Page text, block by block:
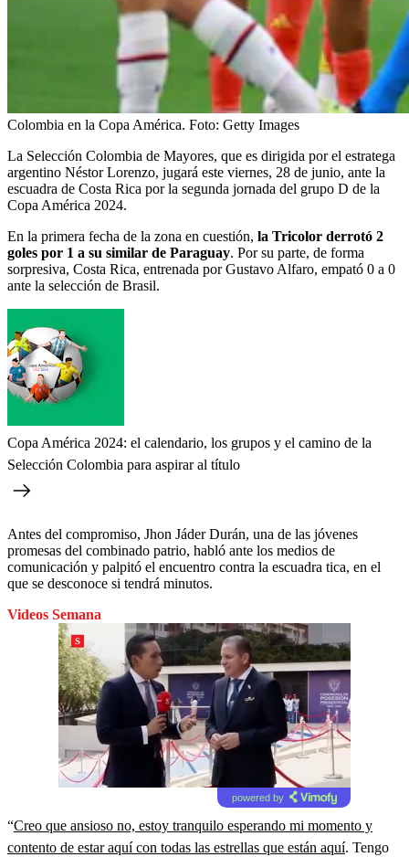
Colombia en la Copa América. Foto: Getty Images
La Selección Colombia de Mayores, que es dirigida por el estratega
argentino Néstor Lorenzo, jugará este viernes, 28 de junio, ante la
escuadra de Costa Rica por la segunda jornada del grupo D de la
Copa América 2024.
En la primera fecha de la zona en cuestión, la Tricolor derrotó 2
goles por 1 a su similar de Paraguay. Por su parte, de forma
sorpresiva, Costa Rica, entrenada por Gustavo Alfaro, empató 0 a 0
ante la selección de Brasil.
Copa América 2024: el calendario, los grupos y el camino de la
Selección Colombia para aspirar al título
Antes del compromiso, Jhon Jáder Durán, una de las jóvenes
promesas del combinado patrio, habló ante los medios de
comunicación y palpitó el encuentro contra la escuadra tica, en el
que se desconoce si tendrá minutos.
Videos Semana
powered by
“Creo que ansioso no, estoy tranquilo esperando mi momento y
contento de estar aquí con todas las estrellas que están aquí. Tengo